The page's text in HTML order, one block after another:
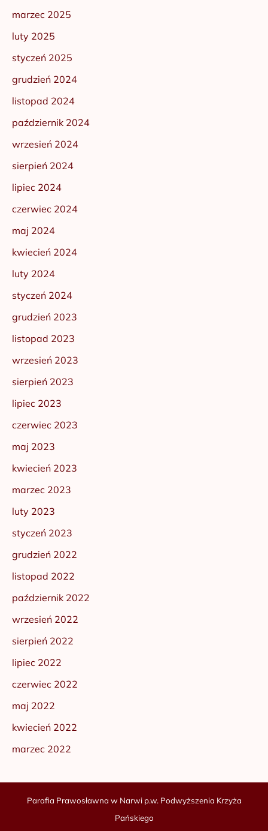
marzec 2025
luty 2025
styczeń 2025
grudzień 2024
listopad 2024
październik 2024
wrzesień 2024
sierpień 2024
lipiec 2024
czerwiec 2024
maj 2024
kwiecień 2024
luty 2024
styczeń 2024
grudzień 2023
listopad 2023
wrzesień 2023
sierpień 2023
lipiec 2023
czerwiec 2023
maj 2023
kwiecień 2023
marzec 2023
luty 2023
styczeń 2023
grudzień 2022
listopad 2022
październik 2022
wrzesień 2022
sierpień 2022
lipiec 2022
czerwiec 2022
maj 2022
kwiecień 2022
marzec 2022
Parafia Prawosławna w Narwi p.w. Podwyższenia Krzyża
Pańskiego